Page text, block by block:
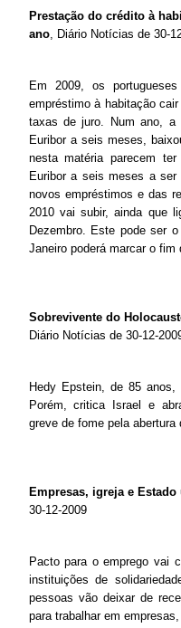
Prestação do crédito à
ano, Diário Notícias de 30-
Em 2009, os
empréstimo à habitação
taxas de juro. Num ano,
Euribor a seis meses,
nesta matéria parecem
Euribor a seis meses a
novos empréstimos e das
2010 vai subir, ainda que
Dezembro. Este pode ser
Janeiro poderá marcar o
Sobrevivente do
Diário Notícias de 30-12-
Hedy Epstein, de 85
Porém, critica Israel e
greve de fome pela
Empresas, igreja e
30-12-2009
Pacto para o emprego vai
instituições de
pessoas vão deixar de
para trabalhar em